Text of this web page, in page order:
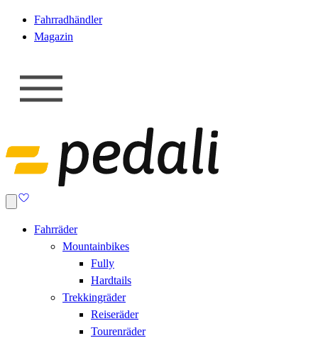
Fahrradhändler
Magazin
Fahrräder
Mountainbikes
Fully
Hardtails
Trekkingräder
Reiseräder
Tourenräder